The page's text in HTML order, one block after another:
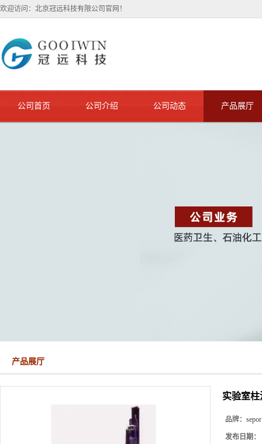
欢迎访问：北京冠远科技有限公司官网！
公司首页 公司介绍 公司动态 产品展厅
产品展厅
实验室
品牌： sepor
发布日期：